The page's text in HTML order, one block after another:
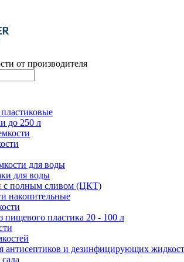
от производителя
до 250 л
для воды
для воды
с полным сливом (ЦКТ)
накопительные
пластика 20 - 100 л
антисептиков и дезинфицирующих